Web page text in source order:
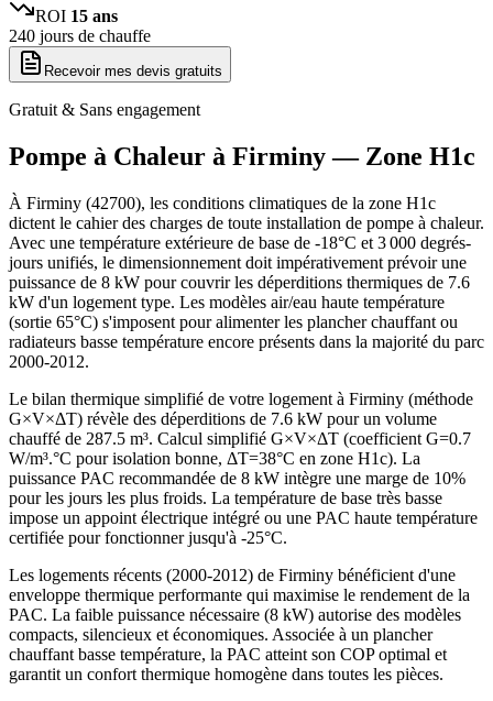
ROI 15 ans
240 jours de chauffe
Recevoir mes devis gratuits
Gratuit & Sans engagement
Pompe à Chaleur à Firminy— Zone H1c
À Firminy (42700), les conditions climatiques de la zone H1c
dictent le cahier des charges de toute installation de pompe à chaleur.
Avec une température extérieure de base de -18°C et 3 000 degrés-
jours unifiés, le dimensionnement doit impérativement prévoir une
puissance de 8 kW pour couvrir les déperditions thermiques de 7.6
kW d'un logement type. Les modèles air/eau haute température
(sortie 65°C) s'imposent pour alimenter les plancher chauffant ou
radiateurs basse température encore présents dans la majorité du parc
2000-2012.
Le bilan thermique simplifié de votre logement à Firminy (méthode
G×V×ΔT) révèle des déperditions de 7.6 kW pour un volume
chauffé de 287.5 m³. Calcul simplifié G×V×ΔT (coefficient G=0.7
W/m³.°C pour isolation bonne, ΔT=38°C en zone H1c). La
puissance PAC recommandée de 8 kW intègre une marge de 10%
pour les jours les plus froids. La température de base très basse
impose un appoint électrique intégré ou une PAC haute température
certifiée pour fonctionner jusqu'à -25°C.
Les logements récents (2000-2012) de Firminy bénéficient d'une
enveloppe thermique performante qui maximise le rendement de la
PAC. La faible puissance nécessaire (8 kW) autorise des modèles
compacts, silencieux et économiques. Associée à un plancher
chauffant basse température, la PAC atteint son COP optimal et
garantit un confort thermique homogène dans toutes les pièces.